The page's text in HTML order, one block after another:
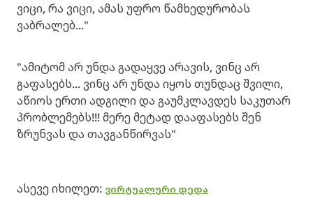
ვიცი, რა ვიცი, ამას უფრო წამხედურობას
ვაბრალებ..."
"ამიტომ არ უნდა გადაყვე არავის, ვინც არ
გაფასებს... ვინც არ უნდა იყოს თუნდაც შვილი,
აწიოს ერთი ადგილი და გაუმკლავდეს საკუთარ
პრობლემებს!!! მერე მეტად დააფასებს შენ
ზრუნვას და თავგანწირვას"
ასევე იხილეთ: ვირტუალური დედა